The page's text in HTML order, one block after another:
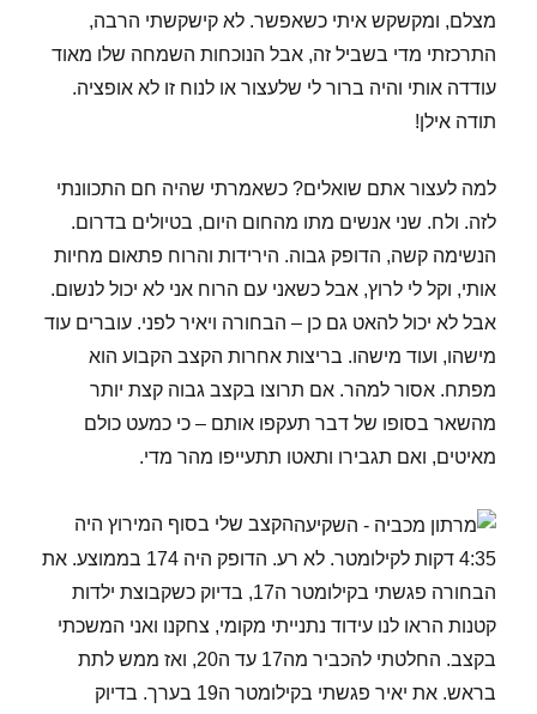
מצלם, ומקשקש איתי כשאפשר. לא קישקשתי הרבה,
התרכזתי מדי בשביל זה, אבל הנוכחות השמחה שלו מאוד
עודדה אותי והיה ברור לי שלעצור או לנוח זו לא אופציה.
תודה אילן!
למה לעצור אתם שואלים? כשאמרתי שהיה חם התכוונתי
לזה. ולח. שני אנשים מתו מהחום היום, בטיולים בדרום.
הנשימה קשה, הדופק גבוה. הירידות והרוח פתאום מחיות
אותי, וקל לי לרוץ, אבל כשאני עם הרוח אני לא יכול לנשום.
אבל לא יכול להאט גם כן – הבחורה ויאיר לפני. עוברים עוד
מישהו, ועוד מישהו. בריצות אחרות הקצב הקבוע הוא
מפתח. אסור למהר. אם תרוצו בקצב גבוה קצת יותר
מהשאר בסופו של דבר תעקפו אותם – כי כמעט כולם
מאיטים, ואם תגבירו ותאטו תתעייפו מהר מדי.
הקצב שלי בסוף המירוץ היה
4:35 דקות לקילומטר. לא רע. הדופק היה 174 בממוצע. את
הבחורה פגשתי בקילומטר ה17, בדיוק כשקבוצת ילדות
קטנות הראו לנו עידוד נתנייתי מקומי, צחקנו ואני המשכתי
בקצב. החלטתי להכביר מה17 עד ה20, ואז ממש לתת
בראש. את יאיר פגשתי בקילומטר ה19 בערך. בדיוק